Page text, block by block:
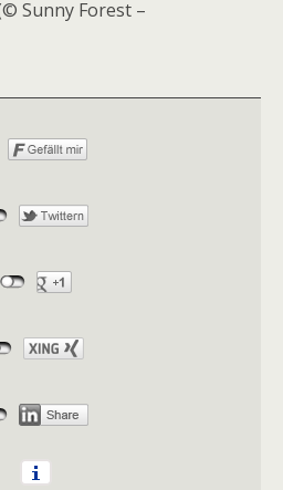
Sunny Forest –